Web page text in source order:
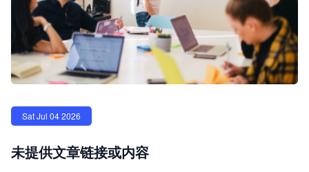
Sat Jul 04 2026
未提供文章链接或内容